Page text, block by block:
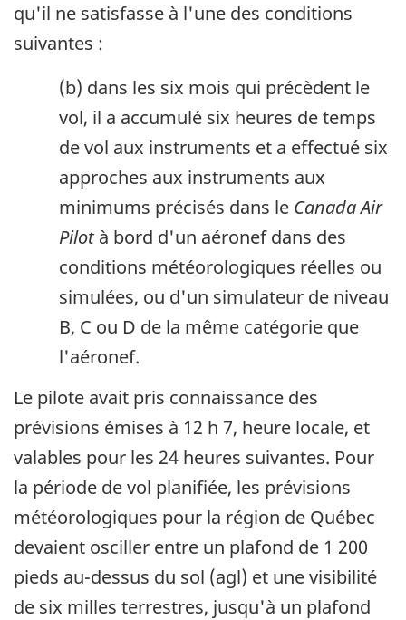
qu'il ne satisfasse à l'une des conditions
suivantes :
(b) dans les six mois qui précèdent le
vol, il a accumulé six heures de temps
de vol aux instruments et a effectué six
approches aux instruments aux
minimums précisés dans le Canada Air
Pilotà bord d'un aéronef dans des
conditions météorologiques réelles ou
simulées, ou d'un simulateur de niveau
B, C ou D de la même catégorie que
l'aéronef.
Le pilote avait pris connaissance des
prévisions émises à 12 h 7, heure locale, et
valables pour les 24 heures suivantes. Pour
la période de vol planifiée, les prévisions
météorologiques pour la région de Québec
devaient osciller entre un plafond de 1 200
pieds au-dessus du sol (agl) et une visibilité
de six milles terrestres, jusqu'à un plafond